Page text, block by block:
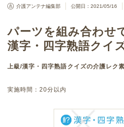
介護情報の総合サイト
介護アンテナ編集部 公開日：2021/05/16
パーツを組み合わせ
漢字・四字熟語クイ
上級/漢字・四字熟語クイズの介護レク
実施時間：20分以内